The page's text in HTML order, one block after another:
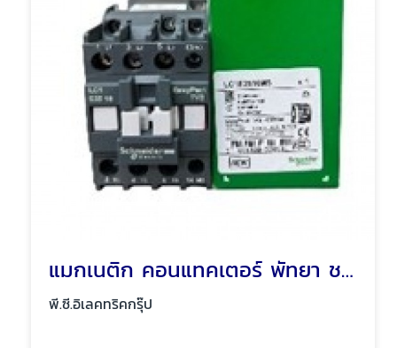
แมกเนติก คอนแทคเตอร์ พัทยา ชลบุรี
พี.ซี.อิเลคทริคกรุ๊ป